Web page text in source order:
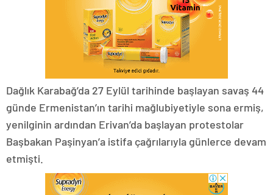
Dağlık Karabağ’da 27 Eylül tarihinde başlayan savaş 44
günde Ermenistan’ın tarihi mağlubiyetiyle sona ermiş,
yenilginin ardından Erivan’da başlayan protestolar
Başbakan Paşinyan’a istifa çağrılarıyla günlerce devam
etmişti.